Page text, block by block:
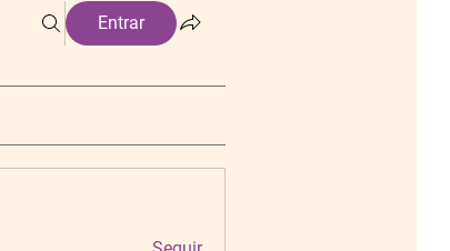
Entrar